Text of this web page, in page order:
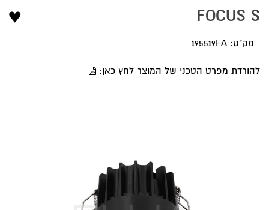
FOCUS S
מק"ט: 195519EA
להורדת מפרט הטכני של המוצר לחץ כאן:
♥